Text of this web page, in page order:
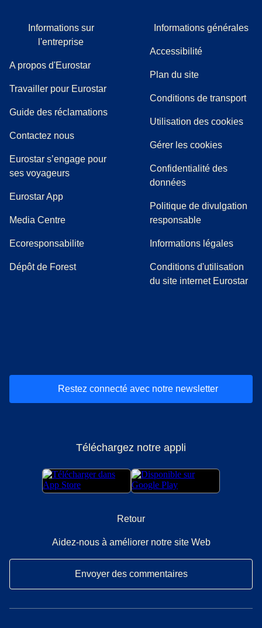
Informations sur
l'entreprise
A propos d'Eurostar
Travailler pour Eurostar
Guide des réclamations((
Contactez nous
Eurostar s’engage pour
ses voyageurs
Eurostar App
Media Centre( Ouvre un nouvel onglet)
Ecoresponsabilite
Dépôt de Forest
Informations générales
Accessibilité
Plan du site
Conditions de transport
Utilisation des cookies
Gérer les cookies
Confidentialité des
données
Politique de divulgation
responsable
Informations légales
Conditions d'utilisation
du site internet Eurostar
Restez connecté avec notre newsletter
Téléchargez notre appli
Retour
Aidez-nous à améliorer notre site Web
Envoyer des commentaires